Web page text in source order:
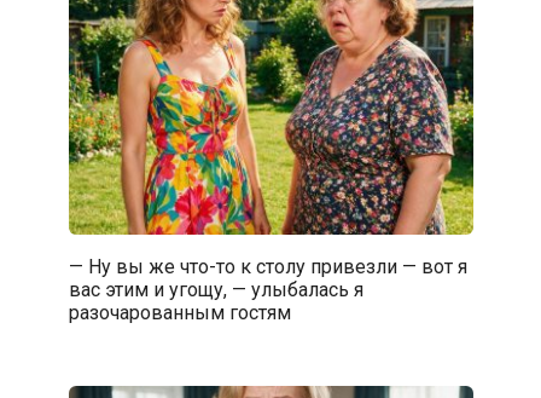
— Ну вы же что-то к столу привезли — вот я
вас этим и угощу, — улыбалась я
разочарованным гостям